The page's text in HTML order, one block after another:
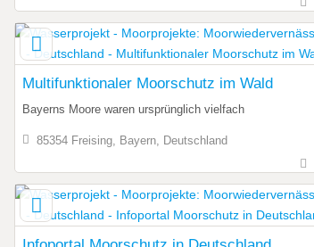
Multifunktionaler Moorschutz im Wald
Bayerns Moore waren ursprünglich vielfach
85354 Freising, Bayern, Deutschland